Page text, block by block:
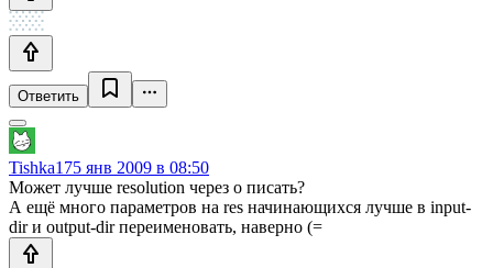
Ответить
Tishka175 янв 2009 в 08:50
Может лучше resolution через o писать?
А ещё много параметров на res начинающихся лучше в input-
dir и output-dir переименовать, наверно (=